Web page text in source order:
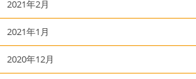
2021年2月
2021年1月
2020年12月